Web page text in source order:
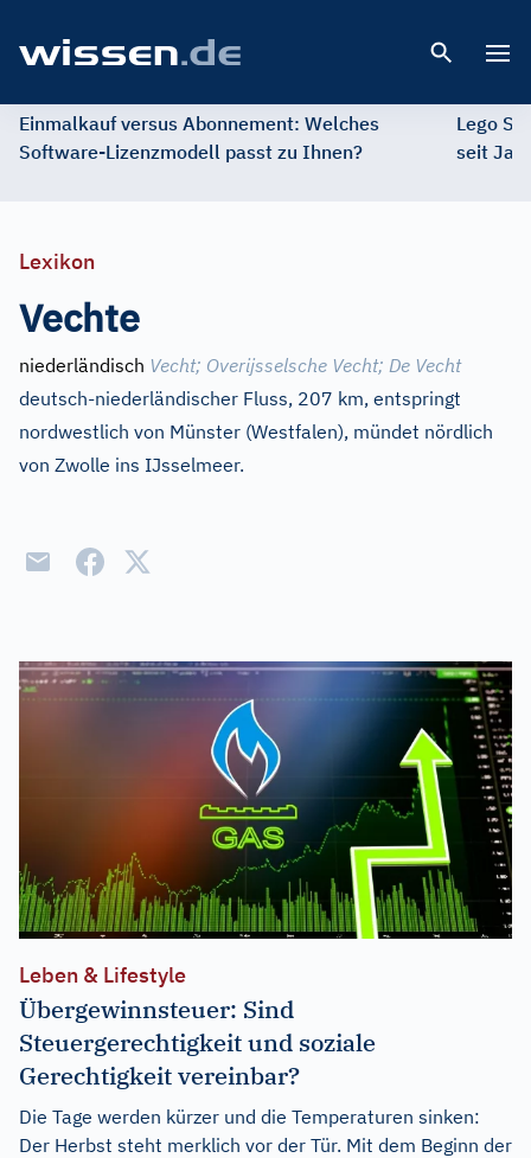
Einmalkauf versus Abonnement: Welches
Software-Lizenzmodell passt zu Ihnen?
Lego
seit
Lexikon
Vechte
niederländisch Vecht; Overijsselsche Vecht; De Vecht
deutsch-niederländischer Fluss, 207 km, entspringt
nordwestlich von Münster (Westfalen), mündet nördlich
von Zwolle ins IJsselmeer.
Leben & Lifestyle
Übergewinnsteuer: Sind
Steuergerechtigkeit und soziale
Gerechtigkeit vereinbar?
Die Tage werden kürzer und die Temperaturen sinken:
Der Herbst steht merklich vor der Tür. Mit dem Beginn der